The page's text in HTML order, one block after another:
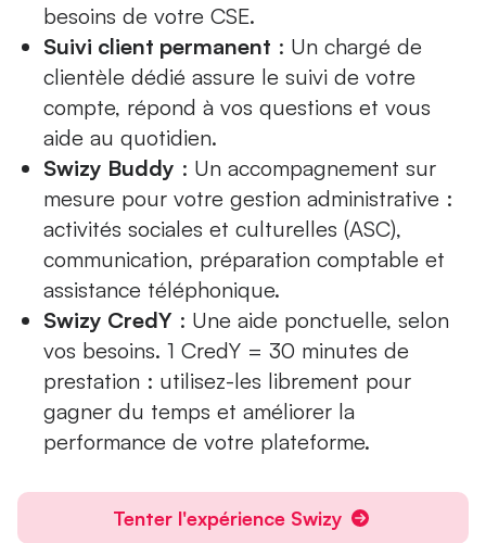
besoins de votre CSE.
Suivi client permanent : Un chargé de
clientèle dédié assure le suivi de votre
compte, répond à vos questions et vous
aide au quotidien.
Swizy Buddy : Un accompagnement sur
mesure pour votre gestion administrative :
activités sociales et culturelles (ASC),
communication, préparation comptable et
assistance téléphonique.
Swizy CredY : Une aide ponctuelle, selon
vos besoins. 1 CredY = 30 minutes de
prestation : utilisez-les librement pour
gagner du temps et améliorer la
performance de votre plateforme.
Tenter l'expérience Swizy